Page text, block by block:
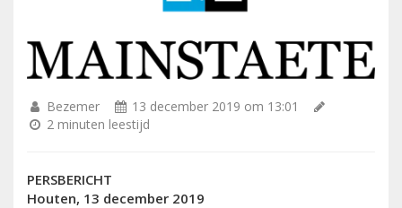
Bezemer
13 december 2019 om 13:01
2 minuten leestijd
PERSBERICHT
Houten, 13 december 2019